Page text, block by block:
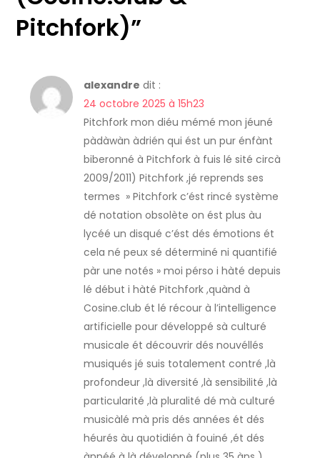
t
o
n
Pitchfork)”
alexandre dit :
24 octobre 2025 à 15h23
Pitchfork mon diéu mémé mon jéuné
pàdàwàn àdrién qui ést un pur énfànt
biberonné à Pitchfork à fuis lé sité circà
2009/2011) Pitchfork ,jé reprends ses
termes » Pitchfork c’ést rincé système
dé notation obsolète on ést plus àu
lycéé un disqué c’ést dés émotions ét
cela né peux sé déterminé ni quantifié
pàr une notés » moi pérso i hàté depuis
lé début i hàté Pitchfork ,quànd à
Cosine.club ét lé récour à l’intelligence
artificielle pour développé sà culturé
musicale ét découvrir dés nouvéllés
musiqués jé suis totalement contré ,là
profondeur ,là diversité ,là sensibilité ,là
particularité ,là pluralité dé mà culturé
musicàlé mà pris dés années ét dés
héurés àu quotidién à fouiné ,ét dés